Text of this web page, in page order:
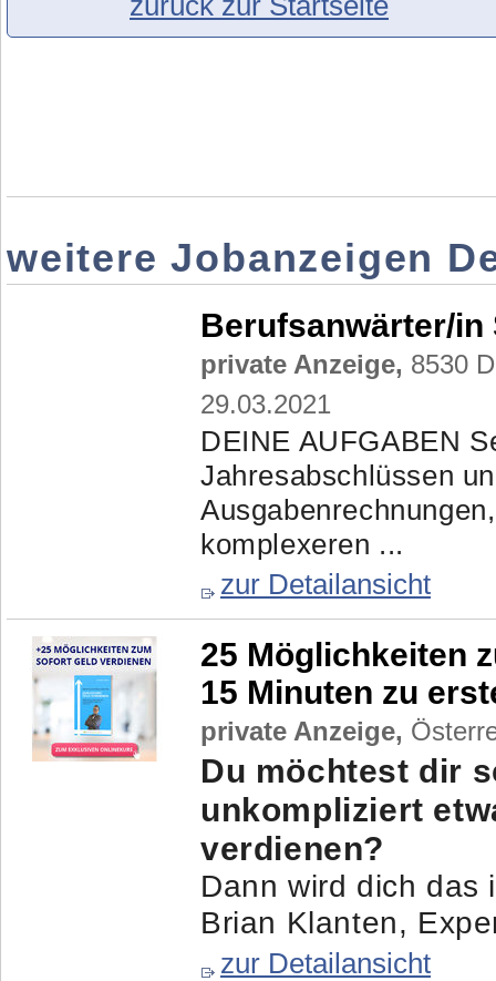
weitere Jobanzeigen
Berufsanwärter/
private Anzeige, 8530
29.03.2021
DEINE AUFGABEN
Jahresabschlüssen
komplexeren ...
zur Detailansicht
25 Möglichkeiten
15 Minuten zu
private Anzeige,
Du möchtest dir
unkompliziert
verdienen?
Dann wird dich das
Brian Klanten,
zur Detailansicht